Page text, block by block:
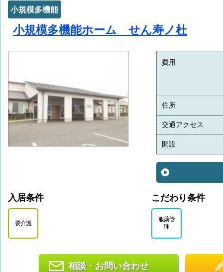
小規模多機能
小規模多機能ホーム せん寿ノ杜
費用
住所
交通アクセス
開設
入居条件
要介護
こだわり条件
服薬管
理
相談・お問い合わせ